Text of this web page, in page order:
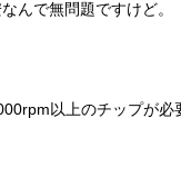
んで無問題ですけど。
以上のチップが